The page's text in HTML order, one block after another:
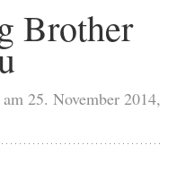
Brother
am 25. November 2014,